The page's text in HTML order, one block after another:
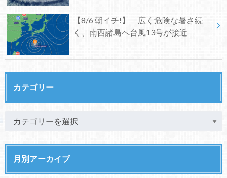
【8/6 朝イチ!】 広く危険な暑さ続
く、南西諸島へ台風13号が接近
カテゴリー
月別アーカイブ